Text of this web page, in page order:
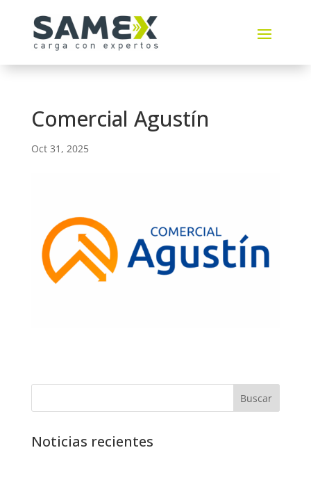
Comercial Agustín
Oct 31, 2025
Buscar
Noticias recientes